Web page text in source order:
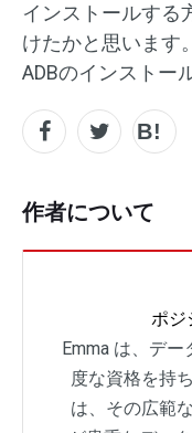
インストールする
けたかと思います
ADBのインストー
作者について
ポジ
Emma は、デ
度な資格を持
は、その広範